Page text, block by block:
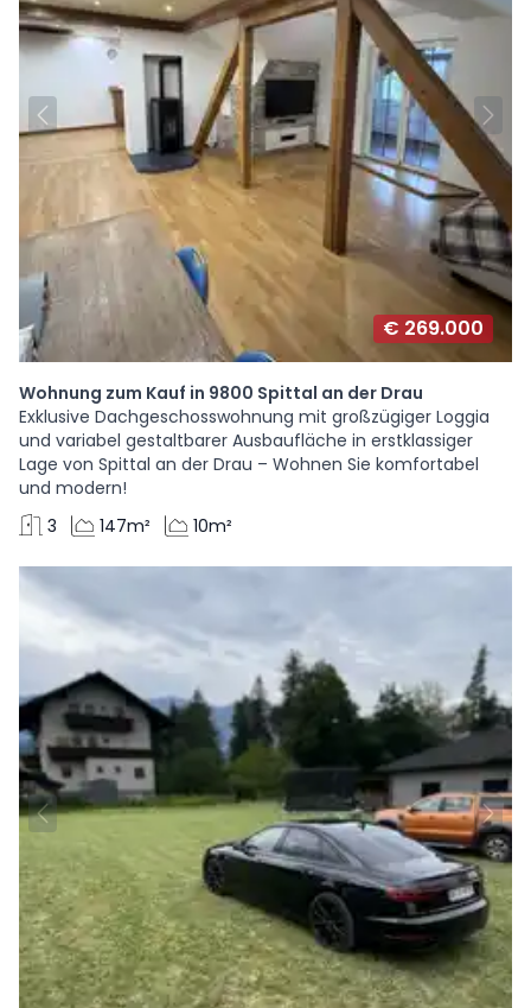
€ 269.000
Wohnung zum Kauf in 9800 Spittal an der Drau
Exklusive Dachgeschosswohnung mit großzügiger Loggia
und variabel gestaltbarer Ausbaufläche in erstklassiger
Lage von Spittal an der Drau – Wohnen Sie komfortabel
und modern!
3
147m² 10m²